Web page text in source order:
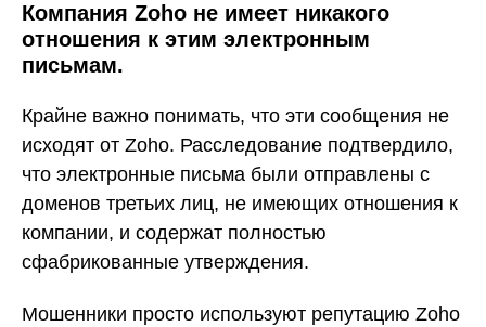
Компания Zoho не имеет никакого
отношения к этим электронным
письмам.
Крайне важно понимать, что эти сообщения не
исходят от Zoho. Расследование подтвердило,
что электронные письма были отправлены с
доменов третьих лиц, не имеющих отношения к
компании, и содержат полностью
сфабрикованные утверждения.
Мошенники просто используют репутацию Zoho